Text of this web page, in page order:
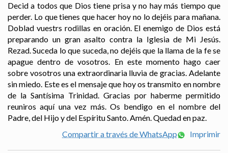
Decid a todos que Dios tiene prisa y no hay más tiempo que
perder. Lo que tienes que hacer hoy no lo dejéis para mañana.
Doblad vuestrs rodillas en oración. El enemigo de Dios está
preparando un gran asalto contra la Iglesia de Mi Jesús.
Rezad. Suceda lo que suceda, no dejéis que la llama de la fe se
apague dentro de vosotros. En este momento hago caer
sobre vosotros una extraordinaria lluvia de gracias. Adelante
sin miedo. Este es el mensaje que hoy os transmito en nombre
de la Santísima Trinidad. Gracias por haberme permitido
reuniros aquí una vez más. Os bendigo en el nombre del
Padre, del Hijo y del Espíritu Santo. Amén. Quedad en paz.
Compartir a través de WhatsApp
Imprimir